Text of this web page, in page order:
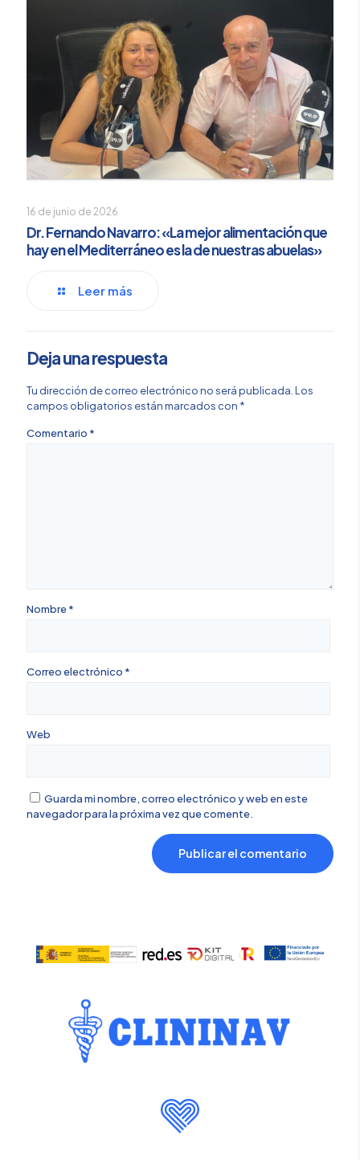
16 de junio de 2026
Dr. Fernando Navarro: «La mejor alimentación que
hay en el Mediterráneo es la de nuestras abuelas»
Leer más
Deja una respuesta
Tu dirección de correo electrónico no será publicada. Los
campos obligatorios están marcados con *
Comentario *
Nombre*
Correo electrónico *
Web
Guarda mi nombre, correo electrónico y web en este
navegador para la próxima vez que comente.